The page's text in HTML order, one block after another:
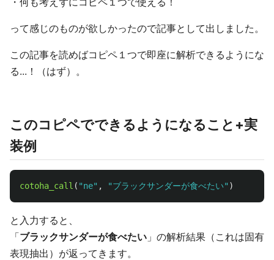
って感じのものが欲しかったので記事として出しました。
この記事を読めばコピペ１つで即座に解析できるようにな
る...！（はず）。
このコピペでできるようになること+実
装例
cotoha_call ( "ne" , "ブラックサンダーが食べたい" )
と入力すると、
「ブラックサンダーが食べたい 」の解析結果（これは固有
表現抽出）が返ってきます。